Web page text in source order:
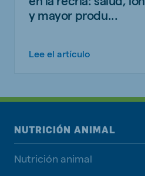
y mayor produ...
Lee el artículo
NUTRICIÓN ANIMAL
Nutrición animal